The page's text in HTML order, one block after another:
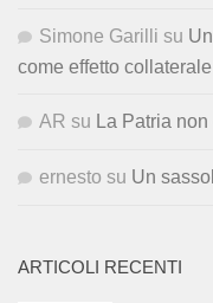
Simone Garilli su
come effetto
AR su La Patria non
ernesto su Un
ARTICOLI RECENTI